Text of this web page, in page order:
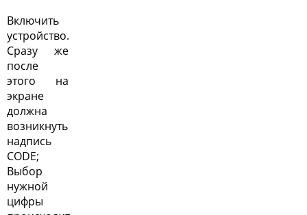
Включить
устройство.
Сразу же
после
этого на
экране
должна
возникнуть
надпись
CODE;
Выбор
нужной
цифры